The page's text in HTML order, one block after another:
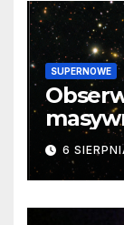
SUPERNOWE
cenne
6